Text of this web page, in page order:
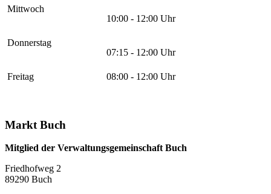
Mittwoch
10:00 - 12:00 Uhr
Donnerstag
07:15 - 12:00 Uhr
Freitag 08:00 - 12:00 Uhr
Markt Buch
Mitglied der Verwaltungsgemeinschaft Buch
Friedhofweg 2
89290 Buch